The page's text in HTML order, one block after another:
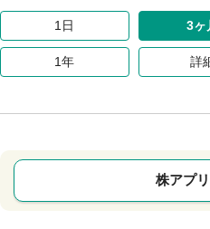
1日 3ヶ
1年 詳
株アプ